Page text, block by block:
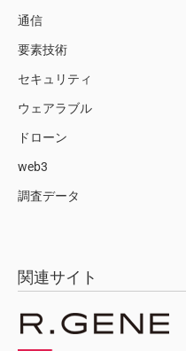
通信
要素技術
セキュリティ
ウェアラブル
ドローン
web3
調査データ
関連サイト